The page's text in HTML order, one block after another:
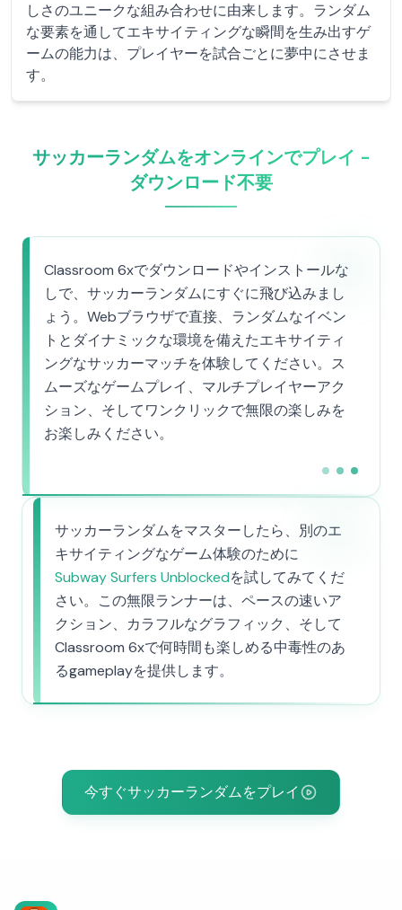
しさのユニークな組み合わせに由来します。ランダム
な要素を通してエキサイティングな瞬間を生み出すゲ
ームの能力は、プレイヤーを試合ごとに夢中にさせま
す。
サッカーランダムをオンラインでプレイ -
ダウンロード不要
Classroom 6xでダウンロードやインストールな
しで、サッカーランダムにすぐに飛び込みまし
ょう。Webブラウザで直接、ランダムなイベン
トとダイナミックな環境を備えたエキサイティ
ングなサッカーマッチを体験してください。ス
ムーズなゲームプレイ、マルチプレイヤーアク
ション、そしてワンクリックで無限の楽しみを
お楽しみください。
サッカーランダムをマスターしたら、別のエ
キサイティングなゲーム体験のために
Subway Surfers Unblockedを試してみてくだ
さい。この無限ランナーは、ペースの速いア
クション、カラフルなグラフィック、そして
Classroom 6xで何時間も楽しめる中毒性のあ
るgameplayを提供します。
今すぐサッカーランダムをプレイ